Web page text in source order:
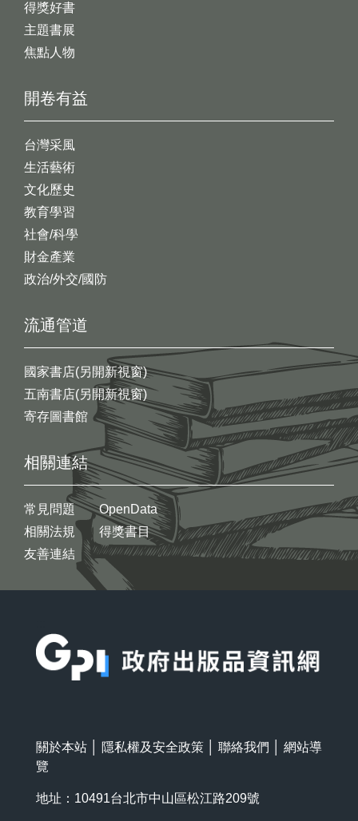
開卷有益
台灣采風
生活藝術
文化歷史
教育學習
社會/科學
財金產業
政治/外交/國防
得獎好書
主題書展
焦點人物
流通管道
國家書店(另開新視窗)
五南書店(另開新視窗)
寄存圖書館
相關連結
常見問題
相關法規
友善連結
OpenData
得獎書目
關於本站 隱私權及安全政策 聯絡我們
網站導
覽
地址：10491台北市中山區松江路209號